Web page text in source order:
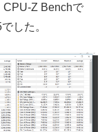
Z Benchで
した。